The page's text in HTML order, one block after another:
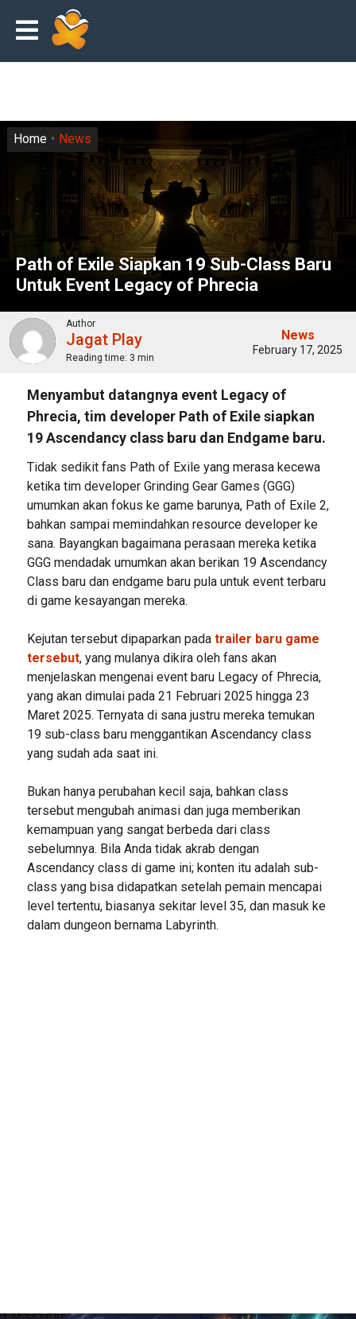
Path of Exile Siapkan 19 Sub-Class Baru
Untuk Event Legacy of Phrecia
Home News
Author
Jagat Play
Reading time: 3 min
News
February 17, 2025
Menyambut datangnya event Legacy of
Phrecia, tim developer Path of Exile siapkan
19 Ascendancy class baru dan Endgame baru.
Tidak sedikit fans Path of Exile yang merasa kecewa
ketika tim developer Grinding Gear Games (GGG)
umumkan akan fokus ke game barunya, Path of Exile 2,
bahkan sampai memindahkan resource developer ke
sana. Bayangkan bagaimana perasaan mereka ketika
GGG mendadak umumkan akan berikan 19 Ascendancy
Class baru dan endgame baru pula untuk event terbaru
di game kesayangan mereka.
Kejutan tersebut dipaparkan pada trailer baru game
tersebut, yang mulanya dikira oleh fans akan
menjelaskan mengenai event baru Legacy of Phrecia,
yang akan dimulai pada 21 Februari 2025 hingga 23
Maret 2025. Ternyata di sana justru mereka temukan
19 sub-class baru menggantikan Ascendancy class
yang sudah ada saat ini.
Bukan hanya perubahan kecil saja, bahkan class
tersebut mengubah animasi dan juga memberikan
kemampuan yang sangat berbeda dari class
sebelumnya. Bila Anda tidak akrab dengan
Ascendancy class di game ini; konten itu adalah sub-
class yang bisa didapatkan setelah pemain mencapai
level tertentu, biasanya sekitar level 35, dan masuk ke
dalam dungeon bernama Labyrinth.